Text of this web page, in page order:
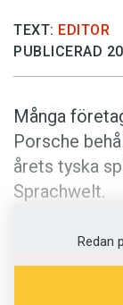
Föreslå nyord
Annonsera
Prenumerera
Läs
Press
TEXT: EDITOR
PUBLICERAD
Många
Porsche
årets tyska
Sprachwelt.
Redan